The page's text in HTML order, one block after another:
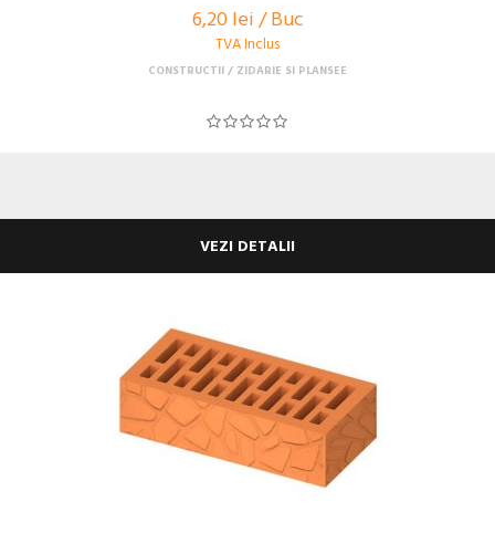
6,20 lei / Buc
TVA Inclus
CONSTRUCTII ZIDARIE SI PLANSEE
VEZI DETALII